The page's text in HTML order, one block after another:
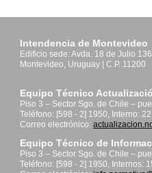
Intendencia de Montevideo
Edificio sede: Avda. 18 de Julio
Montevideo, Uruguay | C.P. 11200
Equipo Técnico
Piso 3 – Sector Sgo. de Chile –
Teléfono: [598 - 2] 1950, Interno:
Correo electrónico:
Equipo Técnico de
Piso 3 – Sector Sgo. de Chile –
Teléfono: [598 - 2] 1950, Internos: